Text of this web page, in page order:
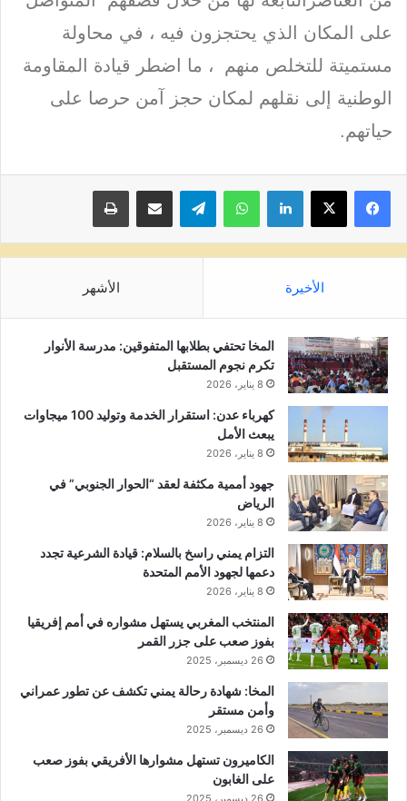
على المكان الذي يحتجزون فيه ، في محاولة
مستميتة للتخلص منهم ، ما اضطر قيادة المقاومة
الوطنية إلى نقلهم لمكان حجز آمن حرصا على
حياتهم.
لينكدإن واتساب تيلقرام مشاركة عبر البريد طباعة
الأخيرة الأشهر
المخا تحتفي بطلابها المتفوقين: مدرسة الأنوار
تكرم نجوم المستقبل
8 يناير، 2026
كهرباء عدن: استقرار الخدمة وتوليد 100 ميجاوات
يبعث الأمل
8 يناير، 2026
جهود أممية مكثفة لعقد “الحوار الجنوبي” في
الرياض
8 يناير، 2026
التزام يمني راسخ بالسلام: قيادة الشرعية تجدد
دعمها لجهود الأمم المتحدة
8 يناير، 2026
المنتخب المغربي يستهل مشواره في أمم إفريقيا
بفوز صعب على جزر القمر
26 ديسمبر، 2025
المخا: شهادة رحالة يمني تكشف عن تطور عمراني
وأمن مستقر
26 ديسمبر، 2025
الكاميرون تستهل مشوارها الأفريقي بفوز صعب
على الغابون
26 ديسمبر، 2025